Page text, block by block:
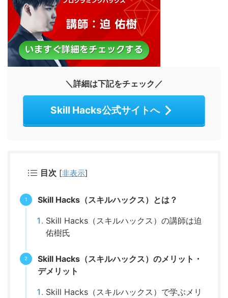
＼詳細は下記をチェック／
Skill Hacks公式サイトへ
目次 [非表示]
Skill Hacks（スキルハックス）とは？
Skill Hacks（スキルハックス）の講師は迫
佑樹氏
Skill Hacks（スキルハックス）のメリット・
デメリット
Skill Hacks（スキルハックス）で学ぶメリ